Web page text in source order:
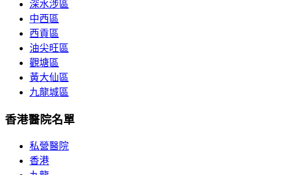
深水涉區
中西區
西貢區
油尖旺區
觀塘區
黃大仙區
九龍城區
香港醫院名單
私營醫院
香港